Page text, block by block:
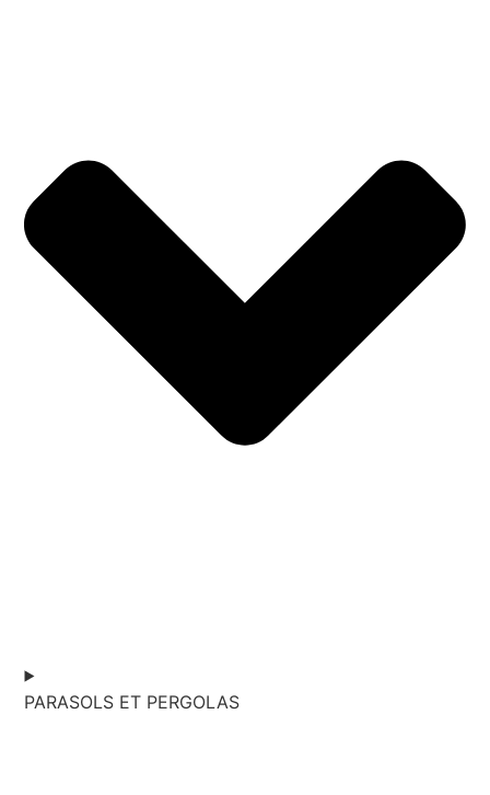
PARASOLS ET PERGOLAS